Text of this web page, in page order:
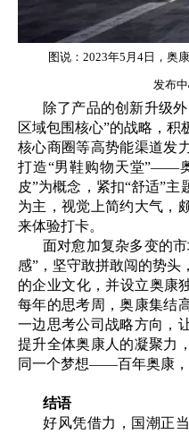
图说：2023年5月4日，奥
发布
除了产品的创新升级
区域包围核心”的战略，积
核心商圈等高势能渠道发
打造“男鞋购物天堂”——
皮”为概念，紧扣“舒适”
为主，视觉上简约大气，
来体验打卡。
面对愈加复杂多变的
感”，坚守敢拼敢闯的势头
的企业文化，并设立奥康
每年的思考周，奥康集结
一边思考公司战略方向，
提升全体奥康人的凝聚力
同一个梦想——百年奥康，
结语
好风凭借力，国潮正